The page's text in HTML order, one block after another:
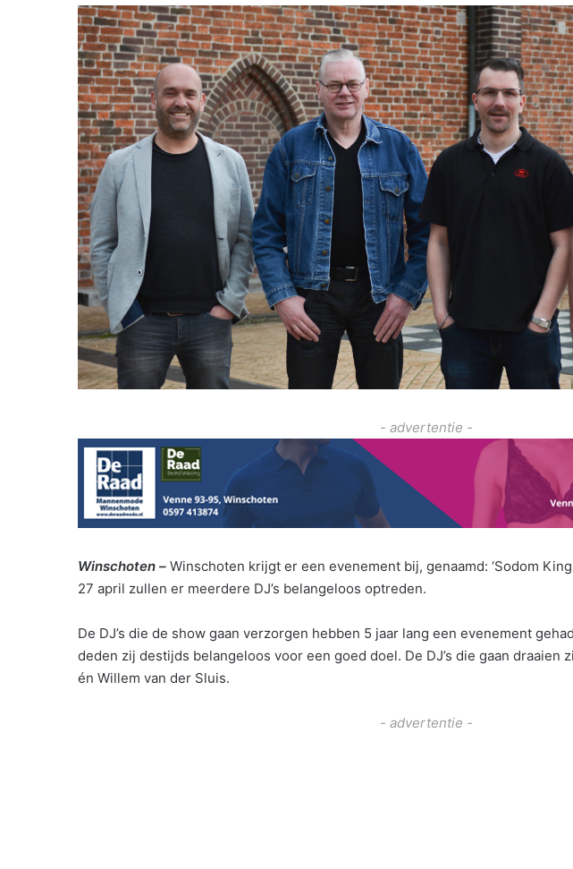
- advertentie -
Winschoten – Winschoten krijgt er een evenement bij, genaamd: ‘Sodom
27 april zullen er meerdere DJ’s belangeloos optreden.
De DJ’s die de show gaan verzorgen hebben 5 jaar lang een evenement
deden zij destijds belangeloos voor een goed doel. De DJ’s die gaan draaien
én Willem van der Sluis.
- advertentie -